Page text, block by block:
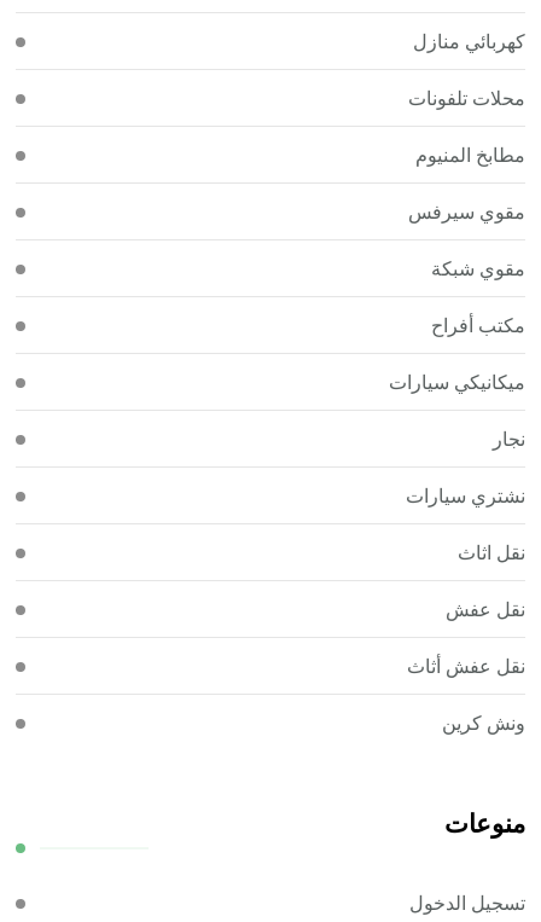
كهربائي منازل
محلات تلفونات
مطابخ المنيوم
مقوي سيرفس
مقوي شبكة
مكتب أفراح
ميكانيكي سيارات
نجار
نشتري سيارات
نقل اثاث
نقل عفش
نقل عفش أثاث
ونش كرين
منوعات
تسجيل الدخول